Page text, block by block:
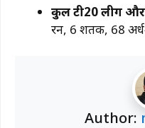
कुल टी20 लीग
रन, 6 शतक, 68
Author: